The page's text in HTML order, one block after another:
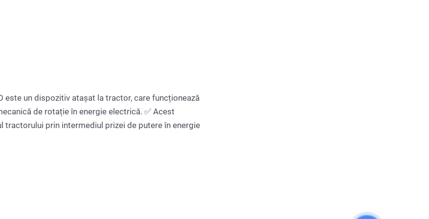
este un dispozitiv atașat la tractor, care funcționează
de rotație în energie electrică. ✅ Acest
prin intermediul prizei de putere în energie